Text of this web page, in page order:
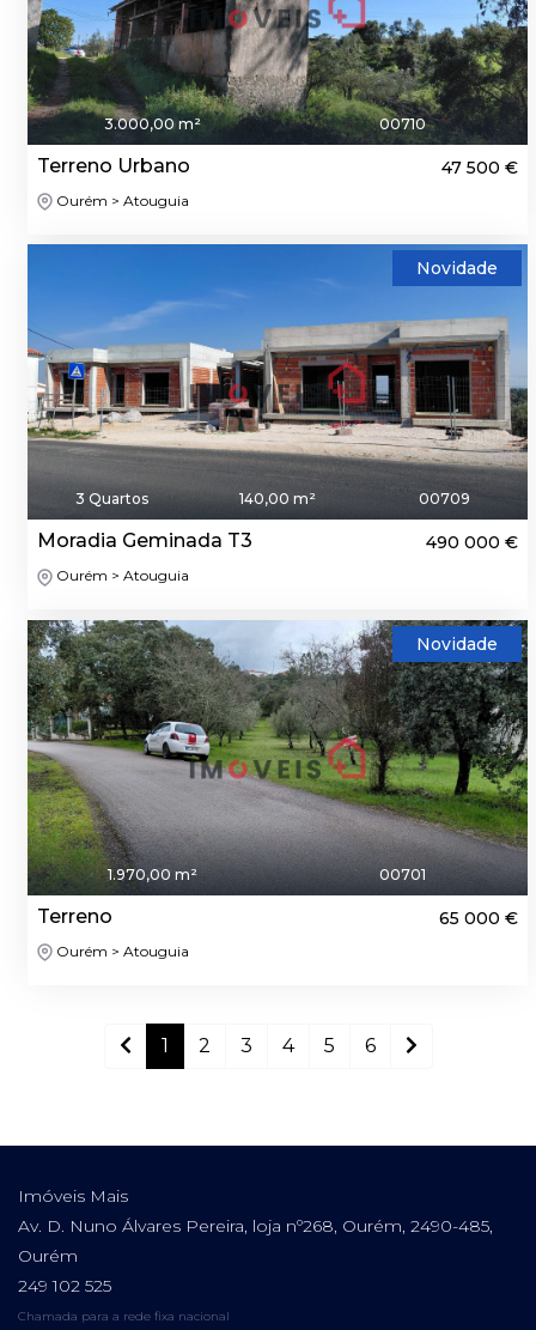
3.000,00 m² 00710
Terreno Urbano 47 500 €
Ourém > Atouguia
Novidade
3 Quartos 140,00 m² 00709
Moradia Geminada T3 490 000 €
Ourém > Atouguia
Novidade
1.970,00 m² 00701
Terreno 65 000 €
Ourém > Atouguia
1 2 3 4 5 6
Imóveis Mais
Av. D. Nuno Álvares Pereira, loja nº268, Ourém, 2490-485,
Ourém
249 102 525
Chamada para a rede fixa nacional